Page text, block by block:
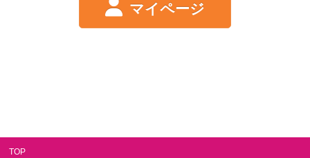
マイページ
TOP